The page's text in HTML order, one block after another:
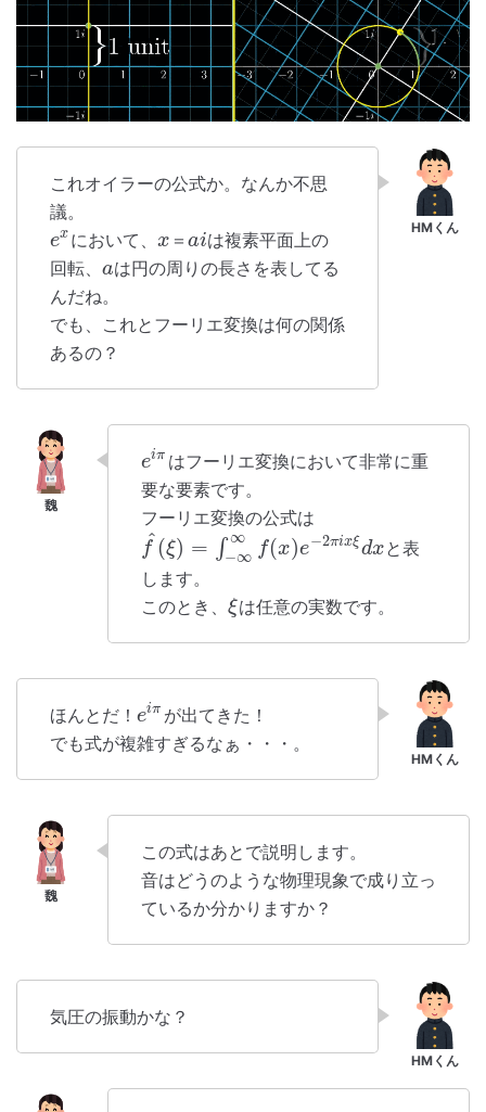
これオイラーの公式か。なんか不思
議。
ex において、x ＝aiは複素平面上の
回転、 aは円の周りの長さを表してる
んだね。
でも、これとフーリエ変換は何の関係
あるの？
eiπ はフーリエ変換において非常に重
要な要素です。
フーリエ変換の公式は
f^(ξ) = ∫ ∞
−∞ f(x)e−2πixξdxと表
します。
このとき、 ξは任意の実数です。
ほんとだ！ eiπ が出てきた！
でも式が複雑すぎるなぁ・・・。
この式はあとで説明します。
音はどうのような物理現象で成り立っ
ているか分かりますか？
気圧の振動かな？